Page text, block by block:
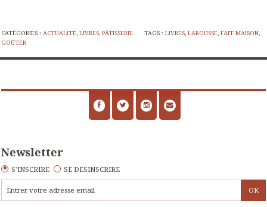
CATÉGORIES : ACTUALITÉ, LIVRES, PÂTISSERIE TAGS :LIVRES,LAROUSSE,FAIT MAISON,
GOÛTER
Newsletter
S'INSCRIRE SE DÉSINSCRIRE